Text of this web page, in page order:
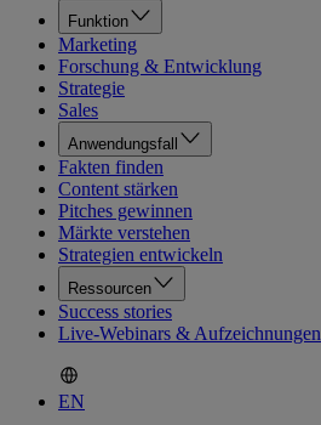
Funktion
Marketing
Forschung & Entwicklung
Strategie
Sales
Anwendungsfall
Fakten finden
Content stärken
Pitches gewinnen
Märkte verstehen
Strategien entwickeln
Ressourcen
Success stories
Live-Webinars & Aufzeichnungen
EN